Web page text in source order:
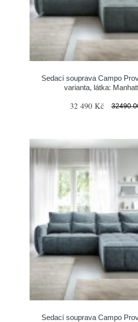
Sedací souprava Campo
varianta, látka:
32 490 Kč
Sedací souprava Campo